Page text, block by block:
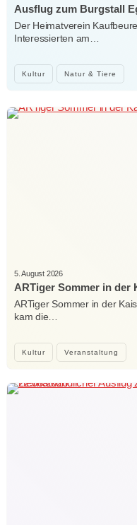
Kultur Natur & Tiere
Ausflug zum Burgstall
Der Heimatverein
Interessierten am…
Kultur Veranstaltung
5. August 2026
ARTiger Sommer in der
ARTiger Sommer in der
kam die…